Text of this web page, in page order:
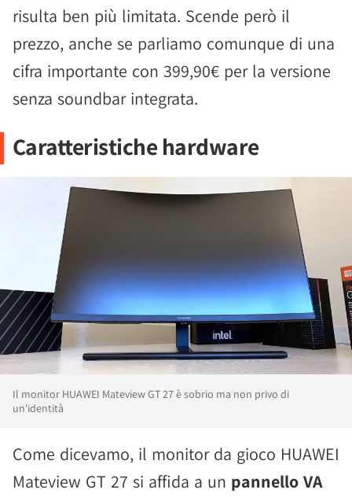
risulta ben più limitata. Scende però il
prezzo, anche se parliamo comunque di una
cifra importante con 399,90€ per la versione
senza soundbar integrata.
Caratteristiche hardware
Il monitor HUAWEI Mateview GT 27 è sobrio ma non privo di
un'identità
Come dicevamo, il monitor da gioco HUAWEI
Mateview GT 27 si affida a un pannello VA